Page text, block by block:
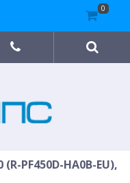
PF450D-HA0B-EU),
0